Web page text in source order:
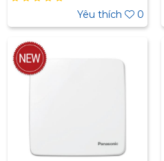
Bắc : 0989 310 979 –
0973 106 269 Miền Nam:
0902 303 733 – 0945
332 980
Yêu thích 0